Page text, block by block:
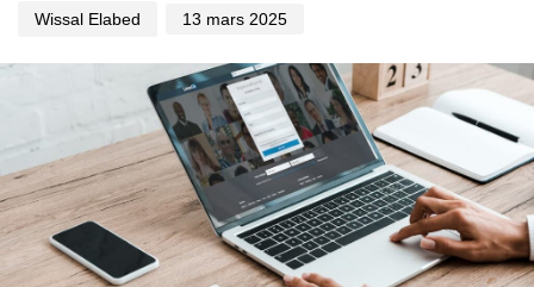
Wissal Elabed 13 mars 2025